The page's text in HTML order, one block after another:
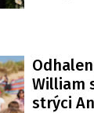
William
strýci